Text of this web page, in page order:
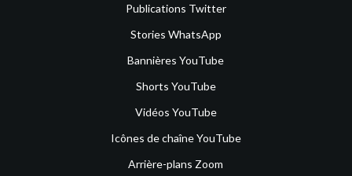
Publications Twitter
Stories WhatsApp
Bannières YouTube
Shorts YouTube
Vidéos YouTube
Icônes de chaîne YouTube
Arrière-plans Zoom